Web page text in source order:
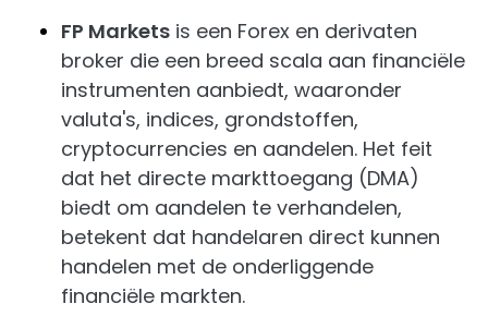
FP Markets is een Forex en derivaten
broker die een breed scala aan financiële
instrumenten aanbiedt, waaronder
valuta's, indices, grondstoffen,
cryptocurrencies en aandelen. Het feit
dat het directe markttoegang (DMA)
biedt om aandelen te verhandelen,
betekent dat handelaren direct kunnen
handelen met de onderliggende
financiële markten.